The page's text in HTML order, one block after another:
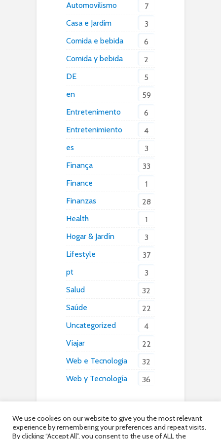
Automovilismo
7
Casa e Jardim
3
Comida e bebida
6
Comida y bebida
2
DE
5
en
59
Entretenimento
6
Entretenimiento
4
es
3
Finança
33
Finance
1
Finanzas
28
Health
1
Hogar & Jardín
3
Lifestyle
37
pt
3
Salud
32
Saúde
22
Uncategorized
4
Viajar
22
Web e Tecnologia
32
Web y Tecnología
36
We use cookies on our website to give you the most relevant
experience by remembering your preferences and repeat visits.
By clicking “Accept All”, you consent to the use of ALL the